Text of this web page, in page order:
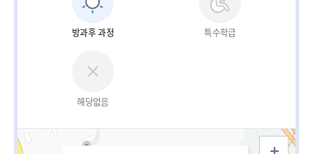
방과후 과정 특수학급
해당없음